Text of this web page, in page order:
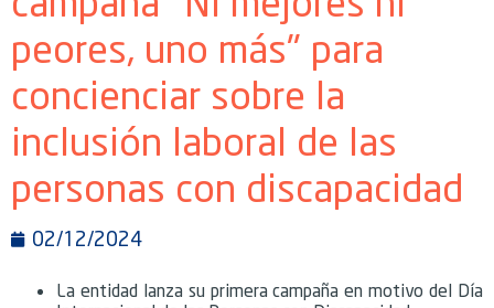
peores, uno más" para
concienciar sobre la
inclusión laboral de las
personas con discapacidad
02/12/2024
La entidad lanza su primera campaña en motivo del Día